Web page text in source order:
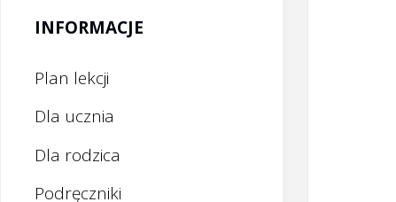
INFORMACJE
Plan lekcji
Dla ucznia
Dla rodzica
Podręczniki